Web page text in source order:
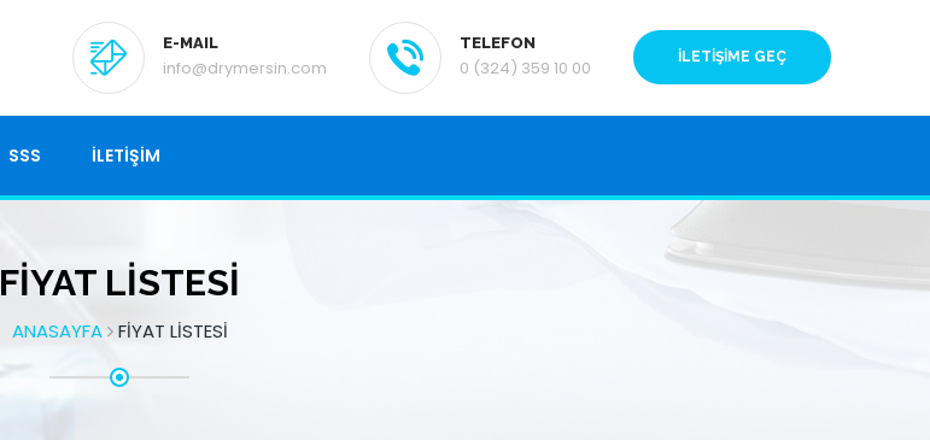
E-MAIL
info@drymersin.com
TELEFON
0 (324) 359 10 00 İLETİŞİME GEÇ
SSS İLETİŞİM
FİYAT LİSTESİ
ANASAYFA FİYAT LİSTESİ